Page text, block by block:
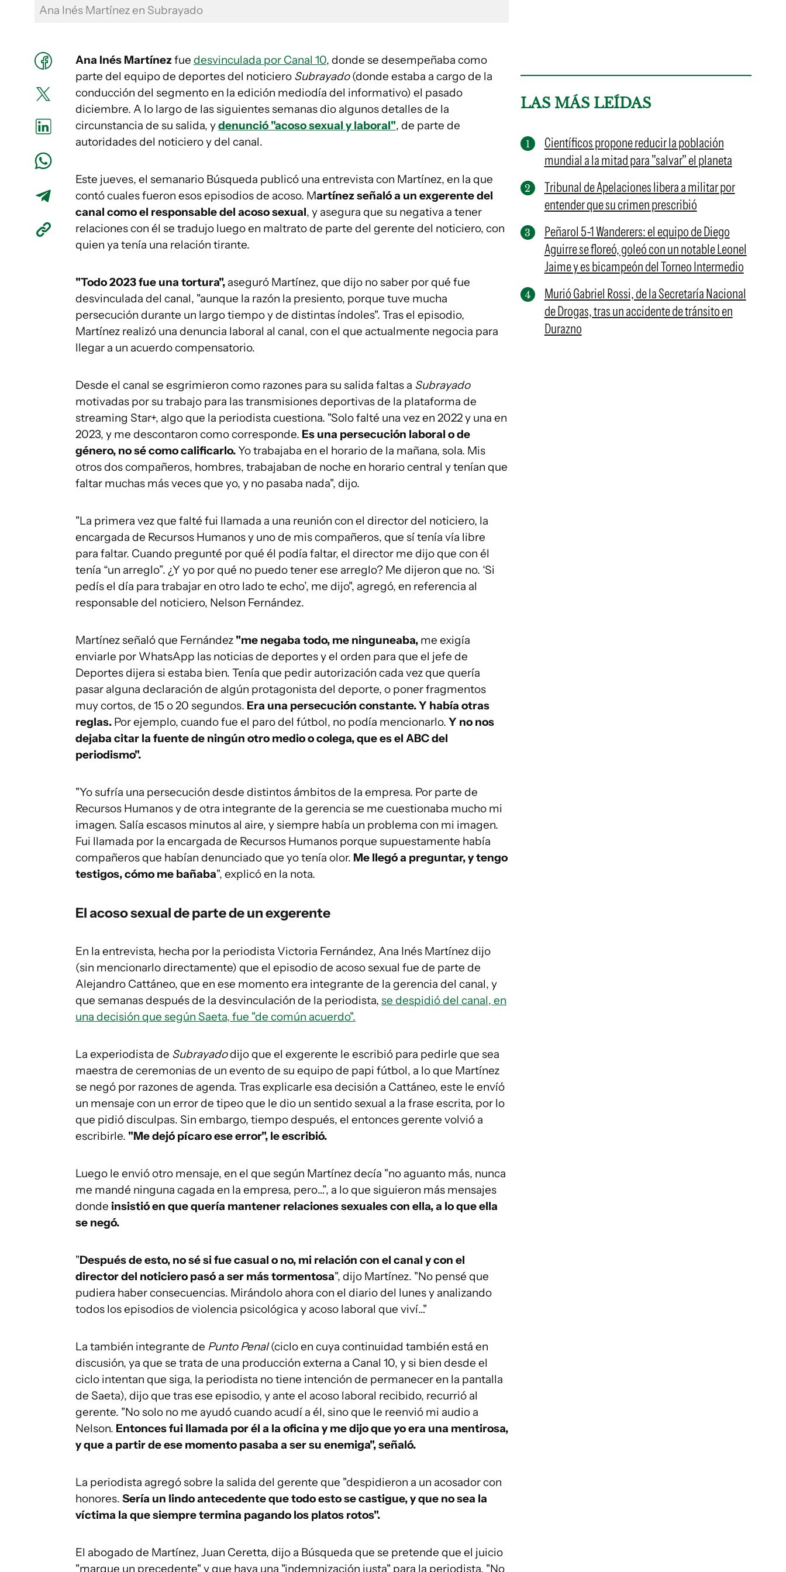
Ana Inés Martínez en Subrayado
Ana Inés Martínezfue desvinculada por Canal 10, donde se desempeñaba como
parte del equipo de deportes del noticiero Subrayado(donde estaba a cargo de la
conducción del segmento en la edición mediodía del informativo) el pasado
diciembre. A lo largo de las siguientes semanas dio algunos detalles de la
circunstancia de su salida, ydenunció "acoso sexual y laboral", de parte de
autoridades del noticiero y del canal.
Este jueves, el semanario Búsqueda publicó una entrevista con Martínez, en la que
contó cuales fueron esos episodios de acoso. Martínez señaló a un exgerente del
canal como el responsable del acoso sexual, y asegura que su negativa a tener
relaciones con él se tradujo luego en maltrato de parte del gerente del noticiero, con
quien ya tenía una relación tirante.
"Todo 2023 fue una tortura", aseguró Martínez, que dijo no saber por qué fue
desvinculada del canal, "aunque la razón la presiento, porque tuve mucha
persecución durante un largo tiempo y de distintas índoles". Tras el episodio,
Martínez realizó una denuncia laboral al canal, con el que actualmente negocia para
llegar a un acuerdo compensatorio.
Desde el canal se esgrimieron como razones para su salida faltas a Subrayado
motivadas por su trabajo para las transmisiones deportivas de la plataforma de
streaming Star+, algo que la periodista cuestiona. "Solo falté una vez en 2022 y una en
2023, y me descontaron como corresponde. Es una persecución laboral o de
género, no sé como calificarlo.Yo trabajaba en el horario de la mañana, sola. Mis
otros dos compañeros, hombres, trabajaban de noche en horario central y tenían que
faltar muchas más veces que yo, y no pasaba nada", dijo.
"La primera vez que falté fui llamada a una reunión con el director del noticiero, la
encargada de Recursos Humanos y uno de mis compañeros, que sí tenía vía libre
para faltar. Cuando pregunté por qué él podía faltar, el director me dijo que con él
tenía “un arreglo”. ¿Y yo por qué no puedo tener ese arreglo? Me dijeron que no. ‘Si
pedís el día para trabajar en otro lado te echo’, me dijo", agregó, en referencia al
responsable del noticiero, Nelson Fernández.
Martínez señaló que Fernández "me negaba todo, me ninguneaba, me exigía
enviarle por WhatsApp las noticias de deportes y el orden para que el jefe de
Deportes dijera si estaba bien. Tenía que pedir autorización cada vez que quería
pasar alguna declaración de algún protagonista del deporte, o poner fragmentos
muy cortos, de 15 o 20 segundos. Era una persecución constante. Y había otras
reglas. Por ejemplo, cuando fue el paro del fútbol, no podía mencionarlo. Y no nos
dejaba citar la fuente de ningún otro medio o colega, que es el ABC del
periodismo".
"Yo sufría una persecución desde distintos ámbitos de la empresa. Por parte de
Recursos Humanos y de otra integrante de la gerencia se me cuestionaba mucho mi
imagen. Salía escasos minutos al aire, y siempre había un problema con mi imagen.
Fui llamada por la encargada de Recursos Humanos porque supuestamente había
compañeros que habían denunciado que yo tenía olor. Me llegó a preguntar, y tengo
testigos, cómo me bañaba", explicó en la nota.
El acoso sexual de parte de un exgerente
En la entrevista, hecha por la periodista Victoria Fernández, Ana Inés Martínez dijo
(sin mencionarlo directamente) que el episodio de acoso sexual fue de parte de
Alejandro Cattáneo, que en ese momento era integrante de la gerencia del canal, y
que semanas después de la desvinculación de la periodista, se despidió del canal, en
una decisión que según Saeta, fue "de común acuerdo".
La experiodista de Subrayadodijo que el exgerente le escribió para pedirle que sea
maestra de ceremonias de un evento de su equipo de papi fútbol, a lo que Martínez
se negó por razones de agenda. Tras explicarle esa decisión a Cattáneo, este le envíó
un mensaje con un error de tipeo que le dio un sentido sexual a la frase escrita, por lo
que pidió disculpas. Sin embargo, tiempo después, el entonces gerente volvió a
escribirle. "Me dejó pícaro ese error", le escribió.
Luego le envió otro mensaje, en el que según Martínez decía "no aguanto más, nunca
me mandé ninguna cagada en la empresa, pero…”, a lo que siguieron más mensajes
donde insistió en que quería mantener relaciones sexuales con ella, a lo que ella
se negó.
"Después de esto, no sé si fue casual o no, mi relación con el canal y con el
director del noticiero pasó a ser más tormentosa", dijo Martínez. "No pensé que
pudiera haber consecuencias. Mirándolo ahora con el diario del lunes y analizando
todos los episodios de violencia psicológica y acoso laboral que viví…"
La también integrante de Punto Penal(ciclo en cuya continuidad también está en
discusión, ya que se trata de una producción externa a Canal 10, y si bien desde el
ciclo intentan que siga, la periodista no tiene intención de permanecer en la pantalla
de Saeta), dijo que tras ese episodio, y ante el acoso laboral recibido, recurrió al
gerente. "No solo no me ayudó cuando acudí a él, sino que le reenvió mi audio a
Nelson. Entonces fui llamada por él a la oficina y me dijo que yo era una mentirosa,
y que a partir de ese momento pasaba a ser su enemiga", señaló.
La periodista agregó sobre la salida del gerente que "despidieron a un acosador con
honores. Sería un lindo antecedente que todo esto se castigue, y que no sea la
víctima la que siempre termina pagando los platos rotos".
El abogado de Martínez, Juan Ceretta, dijo a Búsqueda que se pretende que el juicio
"marque un precedente" y que haya una "indemnización justa" para la periodista. "No
LAS MÁS LEÍDAS
Científicos propone reducir la población
mundial a la mitad para "salvar" el planeta
Tribunal de Apelaciones libera a militar por
entender que su crimen prescribió
Peñarol 5-1 Wanderers: el equipo de Diego
Aguirre se floreó, goleó con un notable Leonel
Jaime y es bicampeón del Torneo Intermedio
Murió Gabriel Rossi, de la Secretaría Nacional
de Drogas, tras un accidente de tránsito en
Durazno